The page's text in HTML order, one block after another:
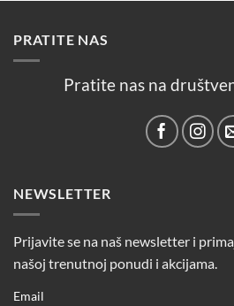
PRATITE NAS
Pratite nas na
NEWSLETTER
Prijavite se na naš newsletter i
našoj trenutnoj ponudi i akcijama.
Email